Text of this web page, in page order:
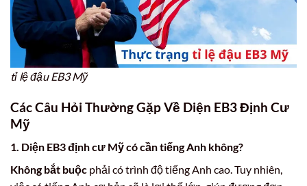
tỉ lệ đậu EB3 Mỹ
Các Câu Hỏi Thường Gặp Về Diện EB3 Định Cư
Mỹ
1. Diện EB3 định cư Mỹ có cần tiếng Anh không?
Không bắt buộc phải có trình độ tiếng Anh cao. Tuy nhiên,